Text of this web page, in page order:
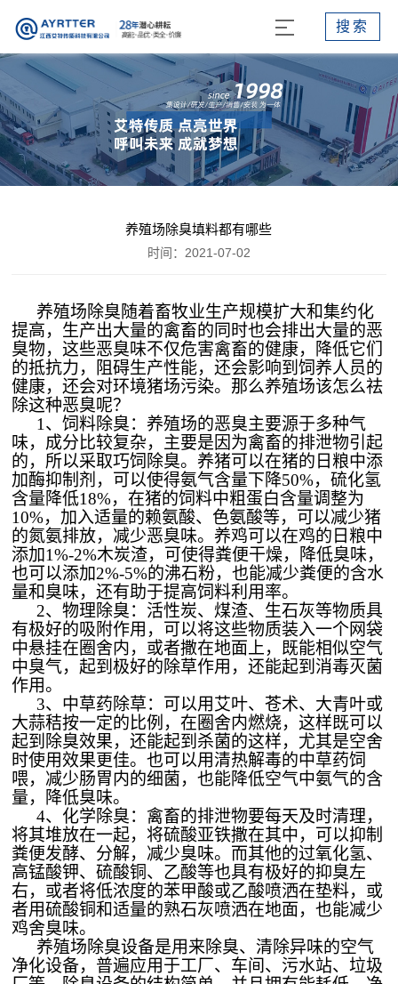
搜索
养殖场除臭填料都有哪些
时间：2021-07-02
养殖场除臭随着畜牧业生产规模扩大和集约化
提高，生产出大量的禽畜的同时也会排出大量的恶
臭物，这些恶臭味不仅危害禽畜的健康，降低它们
的抵抗力，阻碍生产性能，还会影响到饲养人员的
健康，还会对环境猪场污染。那么养殖场该怎么祛
除这种恶臭呢？
1、饲料除臭：养殖场的恶臭主要源于多种气
味，成分比较复杂，主要是因为禽畜的排泄物引起
的，所以采取巧饲除臭。养猪可以在猪的日粮中添
加酶抑制剂，可以使得氨气含量下降50%，硫化氢
含量降低18%，在猪的饲料中粗蛋白含量调整为
10%，加入适量的赖氨酸、色氨酸等，可以减少猪
的氮氨排放，减少恶臭味。养鸡可以在鸡的日粮中
添加1%-2%木炭渣，可使得粪便干燥，降低臭味，
也可以添加2%-5%的沸石粉，也能减少粪便的含水
量和臭味，还有助于提高饲料利用率。
2、物理除臭：活性炭、煤渣、生石灰等物质具
有极好的吸附作用，可以将这些物质装入一个网袋
中悬挂在圈舍内，或者撒在地面上，既能相似空气
中臭气，起到极好的除草作用，还能起到消毒灭菌
作用。
3、中草药除草：可以用艾叶、苍术、大青叶或
大蒜秸按一定的比例，在圈舍内燃烧，这样既可以
起到除臭效果，还能起到杀菌的这样，尤其是空舍
时使用效果更佳。也可以用清热解毒的中草药饲
喂，减少肠胃内的细菌，也能降低空气中氨气的含
量，降低臭味。
4、化学除臭：禽畜的排泄物要每天及时清理，
将其堆放在一起，将硫酸亚铁撒在其中，可以抑制
粪便发酵、分解，减少臭味。而其他的过氧化氢、
高锰酸钾、硫酸铜、乙酸等也具有极好的抑臭左
右，或者将低浓度的苯甲酸或乙酸喷洒在垫料，或
者用硫酸铜和适量的熟石灰喷洒在地面，也能减少
鸡舍臭味。
养殖场除臭设备是用来除臭、清除异味的空气
净化设备，普遍应用于工厂、车间、污水站、垃圾